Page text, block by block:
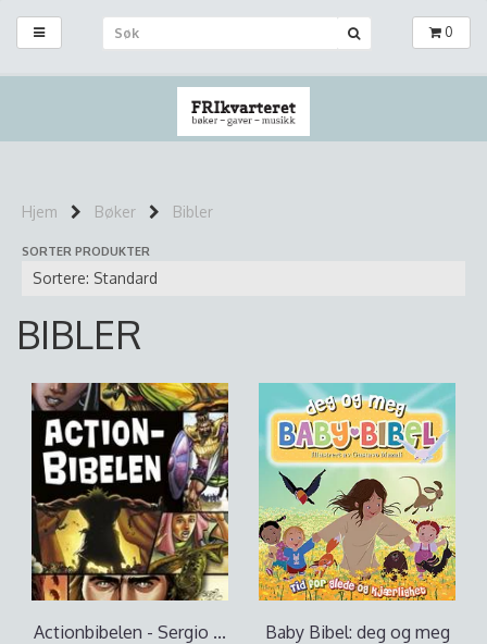
0
Hjem Bøker Bibler
SORTER PRODUKTER
BIBLER
Actionbibelen - Sergio ... Baby Bibel: deg og meg